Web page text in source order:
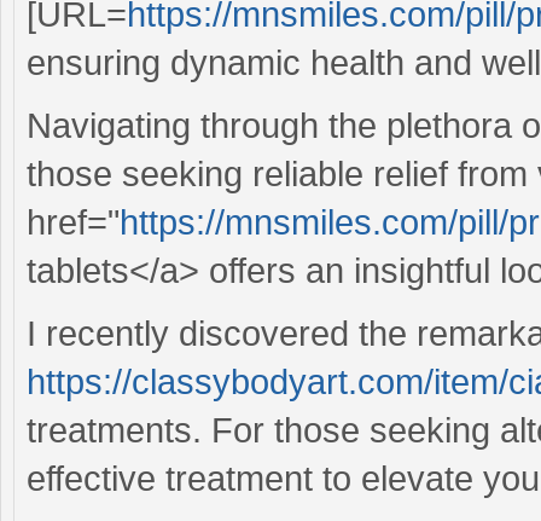
[URL=https://mnsmiles.com/pill/
ensuring dynamic health and
Navigating through the plethora
those seeking reliable relief
href="https://mnsmiles.com/pill/
tablets</a> offers an insightful
I recently discovered the
https://classybodyart.com/item/
treatments. For those seeking
effective treatment to elevate